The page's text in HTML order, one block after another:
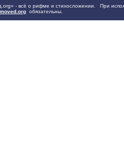
- всё о рифме и стихосложении. При
обязательны.